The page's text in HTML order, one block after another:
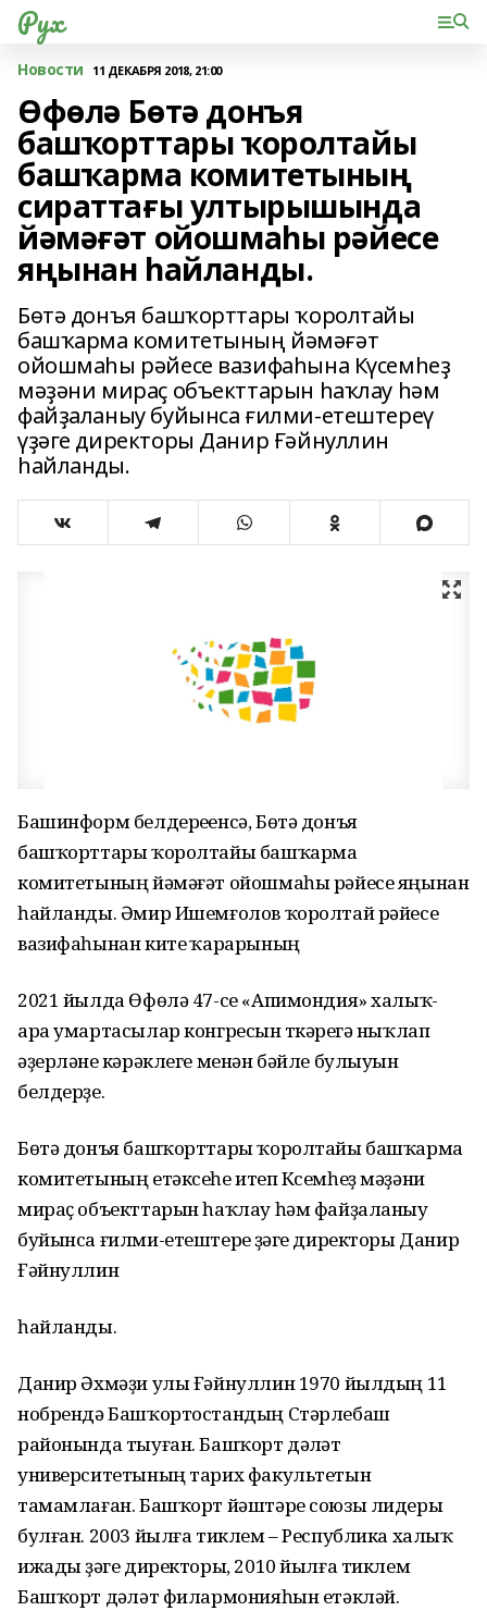
Рух
Новости 11 ДЕКАБРЯ 2018, 21:00
Өфөлә Бөтә донъя
башҡорттары ҡоролтайы
башҡарма комитетының
сираттағы ултырышында
йәмәғәт ойошмаһы рәйесе
яңынан һайланды.
Бөтә донъя башҡорттары ҡоролтайы
башҡарма комитетының йәмәғәт
ойошмаһы рәйесе вазифаһына Күсемһеҙ
мәҙәни мираҫ объекттарын һаҡлау һәм
файҙаланыу буйынса ғилми-етештереү
үҙәге директоры Данир Ғәйнуллин
һайланды.
Башинформ белдереүенсә, Бөтә донъя
башҡорттары ҡоролтайы башҡарма
комитетының йәмәғәт ойошмаһы рәйесе яңынан
һайланды. Әмир Ишемғолов ҡоролтай рәйесе
вазифаһынан китеү ҡарарының
2021 йылда Өфөлә 47-се «Апимондия» халыҡ-
ара умартасылар конгресын үткәреүгә ныҡлап
әҙерләнеү кәрәклеге менән бәйле булыуын
белдерҙе.
Бөтә донъя башҡорттары ҡоролтайы башҡарма
комитетының етәксеһе итеп Күсемһеҙ мәҙәни
мираҫ объекттарын һаҡлау һәм файҙаланыу
буйынса ғилми-етештереү үҙәге директоры Данир
Ғәйнуллин
һайланды.
Данир Әхмәҙи улы Ғәйнуллин 1970 йылдың 11
нобрендә Башҡортостандың Стәрлебаш
районында тыуған. Башҡорт дәүләт
университетының тарих факультетын
тамамлаған. Башҡорт йәштәре союзы лидеры
булған. 2003 йылға тиклем – Республика халыҡ
ижады үҙәге директоры, 2010 йылға тиклем
Башҡорт дәүләт филармонияһын етәкләй.